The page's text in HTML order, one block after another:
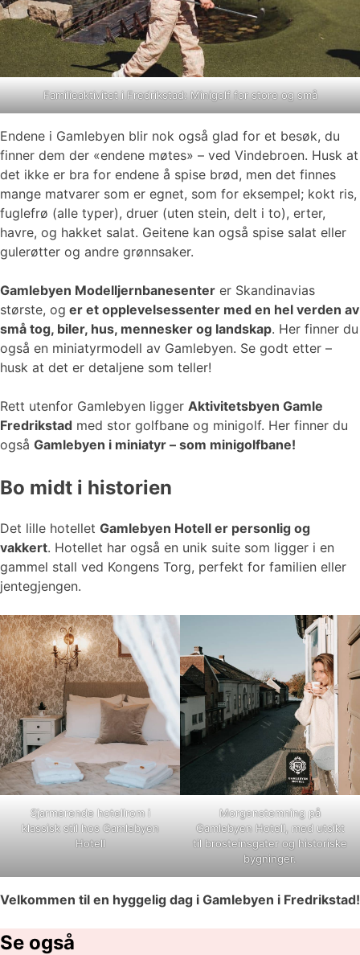
Familieaktivitet i Fredrikstad: Minigolf for store og små
Endene i Gamlebyen blir nok også glad for et besøk, du
finner dem der «endene møtes» – ved Vindebroen. Husk at
det ikke er bra for endene å spise brød, men det finnes
mange matvarer som er egnet, som for eksempel; kokt ris,
fuglefrø (alle typer), druer (uten stein, delt i to), erter,
havre, og hakket salat. Geitene kan også spise salat eller
gulerøtter og andre grønnsaker.
Gamlebyen Modelljernbanesenter er Skandinavias
største, og er et opplevelsessenter med en hel verden av
små tog, biler, hus, mennesker og landskap. Her finner du
også en miniatyrmodell av Gamlebyen. Se godt etter –
husk at det er detaljene som teller!
Rett utenfor Gamlebyen ligger Aktivitetsbyen Gamle
Fredrikstad med stor golfbane og minigolf. Her finner du
også Gamlebyen i miniatyr – som minigolfbane!
Bo midt i historien
Det lille hotellet Gamlebyen Hotell er personlig og
vakkert. Hotellet har også en unik suite som ligger i en
gammel stall ved Kongens Torg, perfekt for familien eller
jentegjengen.
Sjarmerende hotellrom i
klassisk stil hos Gamlebyen
Hotell
Morgenstemning på
Gamlebyen Hotell, med utsikt
til brosteinsgater og historiske
bygninger.
Velkommen til en hyggelig dag i Gamlebyen i Fredrikstad!
Se også